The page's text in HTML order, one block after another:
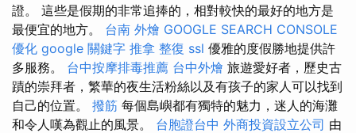
證。 這些是假期的非常追捧的，相對較快的最好的地方是
最便宜的地方。 台南 外燴 GOOGLE SEARCH CONSOLE
優化 google 關鍵字 推拿 整復 ssl 優雅的度假勝地提供許
多服務。 台中按摩排毒推薦 台中外燴 旅遊愛好者，歷史古
蹟的崇拜者，繁華的夜生活粉絲以及有孩子的家人可以找到
自己的位置。 撥筋 每個島嶼都有獨特的魅力，迷人的海灘
和令人嘆為觀止的風景。 台胞證台中 外商投資設立公司 由